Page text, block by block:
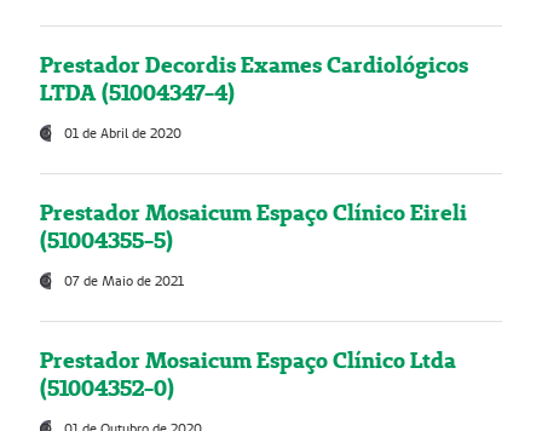
Prestador Decordis Exames Cardiológicos
LTDA (51004347-4)
01 de Abril de 2020
Prestador Mosaicum Espaço Clínico Eireli
(51004355-5)
07 de Maio de 2021
Prestador Mosaicum Espaço Clínico Ltda
(51004352-0)